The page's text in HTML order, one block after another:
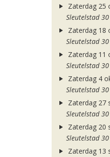
Zaterdag 25
Sleutelstad 30
Zaterdag 18
Sleutelstad 30
Zaterdag 11
Sleutelstad 30
Zaterdag 4
Sleutelstad 30
Zaterdag 27
Sleutelstad 30
Zaterdag 20
Sleutelstad 30
Zaterdag 13